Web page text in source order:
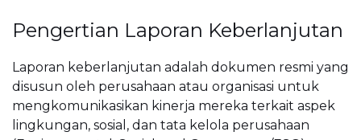
Pengertian Laporan Keberlanjutan
Laporan keberlanjutan adalah dokumen resmi yang
disusun oleh perusahaan atau organisasi untuk
mengkomunikasikan kinerja mereka terkait aspek
lingkungan, sosial, dan tata kelola perusahaan